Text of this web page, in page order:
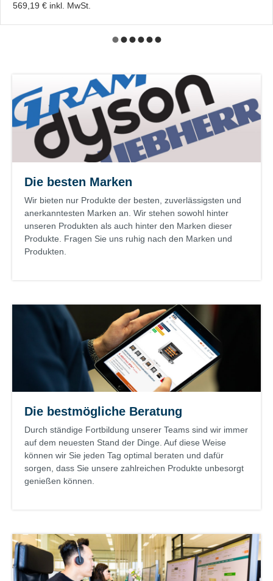
569,19 € inkl. MwSt.
Die besten Marken
Wir bieten nur Produkte der besten, zuverlässigsten und
anerkanntesten Marken an. Wir stehen sowohl hinter
unseren Produkten als auch hinter den Marken dieser
Produkte. Fragen Sie uns ruhig nach den Marken und
Produkten.
Die bestmögliche Beratung
Durch ständige Fortbildung unserer Teams sind wir immer
auf dem neuesten Stand der Dinge. Auf diese Weise
können wir Sie jeden Tag optimal beraten und dafür
sorgen, dass Sie unsere zahlreichen Produkte unbesorgt
genießen können.